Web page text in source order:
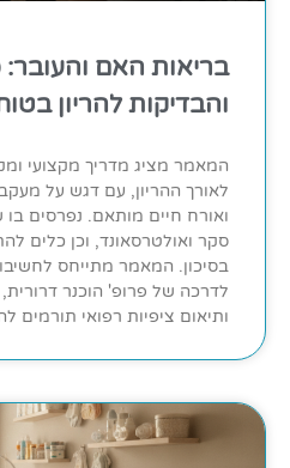
בריאות האם והעובר:
והבדיקות להריון
המאמר מציג מדריך מקצועי
לאורך ההריון, עם דגש על
ואורח חיים מותאם. נפרסים בו
סקר ואולטרסאונד, וכן כלים
בסיכון. המאמר מתייחס
לדרכה של פרופ' הוכנר דרורית,
ותיאום ציפיות רפואי תורמים